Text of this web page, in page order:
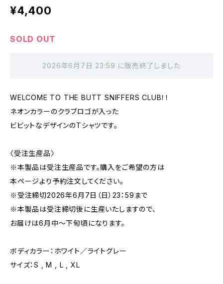
¥4,400
SOLD OUT
2026年6月7日 23:59 に販売終了しました
WELCOME TO THE BUTT SNIFFERS CLUB！！
ネオンカラーのクラブロゴが入った
ビビットなデザインのTシャツです。
〈受注生産品〉
※本製品は受注生産品です。購入をご希望の方は
本ページより予約注文してください。
※受注締切2026年6月7日（日）23：59まで
※本製品は受注締切後に生産いたしますので、
お届けは6月中〜下旬頃になります。
ボディカラー：ホワイト／ライトグレー
サイズ：S , M , L , XL